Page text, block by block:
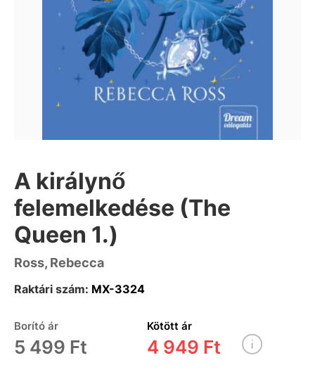
A királynő
felemelkedése (The
Queen 1.)
Ross, Rebecca
Raktári szám: MX-3324
Borító ár
5 499 Ft
Kötött ár
4 949 Ft